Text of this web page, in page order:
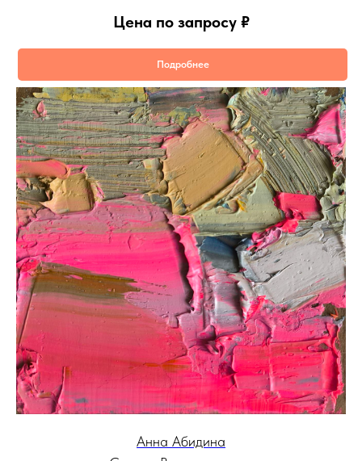
Цена по запросу ₽
Подробнее
Анна Абидина